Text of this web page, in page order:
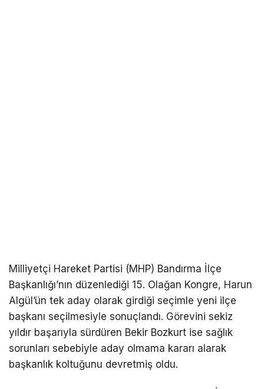
Milliyetçi Hareket Partisi (MHP) Bandırma İlçe
Başkanlığı’nın düzenlediği 15. Olağan Kongre, Harun
Algül’ün tek aday olarak girdiği seçimle yeni ilçe
başkanı seçilmesiyle sonuçlandı. Görevini sekiz
yıldır başarıyla sürdüren Bekir Bozkurt ise sağlık
sorunları sebebiyle aday olmama kararı alarak
başkanlık koltuğunu devretmiş oldu.